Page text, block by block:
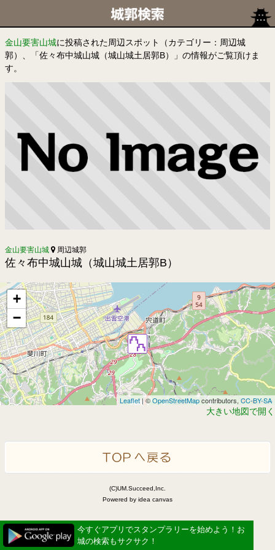
金山要害山城に投稿された周辺スポット（カテゴリー：周辺城
郭）、「佐々布中城山城（城山城土居郭B）」の情報がご覧頂けま
す。
金山要害山城 周辺城郭
佐々布中城山城（城山城土居郭B）
+
−
Leaflet | ©OpenStreetMapcontributors, CC-BY-SA
大きい地図で開く
(C)UM.Succeed,Inc.
Powered by idea canvas
今すぐアプリでスタンプラリーを始めよう！お
城の検索もサクサク！